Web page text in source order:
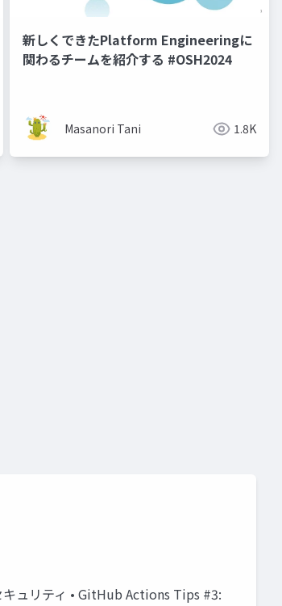
新しくできたPlatform Engineeringに
関わるチームを紹介する #OSH2024
Masanori Tani 1.8K
ュリティ • GitHub Actions Tips #3: